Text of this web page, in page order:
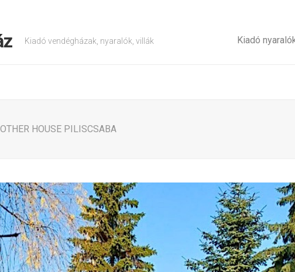
Kiadó vendégházak, nyaralók, villák Kiadó
OTHER HOUSE PILISCSABA